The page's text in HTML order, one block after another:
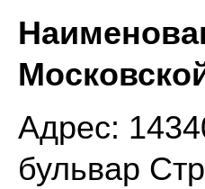
Адрес:
бульвар